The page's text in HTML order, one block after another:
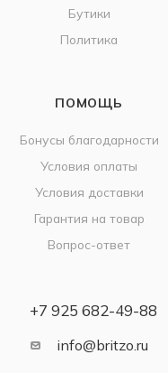
Бутики
Политика
ПОМОЩЬ
Бонусы благодарности
Условия оплаты
Условия доставки
Гарантия на товар
Вопрос-ответ
+7 925 682-49-88
info@britzo.ru